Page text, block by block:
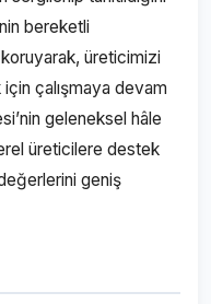
bereketli
üreticimizi
çalışmaya devam
geleneksel hâle
üreticilere destek
geniş